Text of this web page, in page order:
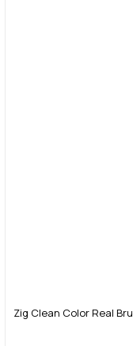
Zig Clean Color Real